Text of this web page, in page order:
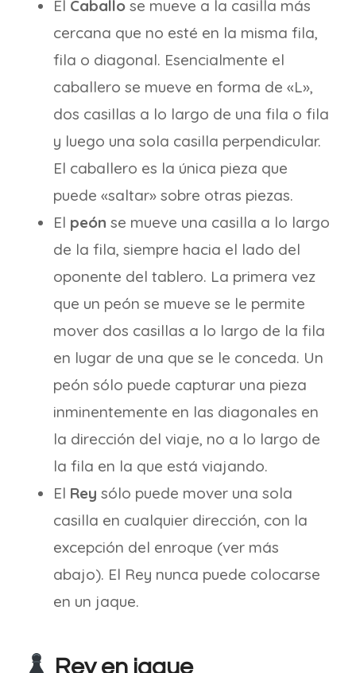
El Caballo se mueve a la casilla más
cercana que no esté en la misma fila,
fila o diagonal. Esencialmente el
caballero se mueve en forma de «L»,
dos casillas a lo largo de una fila o fila
y luego una sola casilla perpendicular.
El caballero es la única pieza que
puede «saltar» sobre otras piezas.
El peón se mueve una casilla a lo largo
de la fila, siempre hacia el lado del
oponente del tablero. La primera vez
que un peón se mueve se le permite
mover dos casillas a lo largo de la fila
en lugar de una que se le conceda. Un
peón sólo puede capturar una pieza
inminentemente en las diagonales en
la dirección del viaje, no a lo largo de
la fila en la que está viajando.
El Rey sólo puede mover una sola
casilla en cualquier dirección, con la
excepción del enroque (ver más
abajo). El Rey nunca puede colocarse
en un jaque.
Rey en jaque